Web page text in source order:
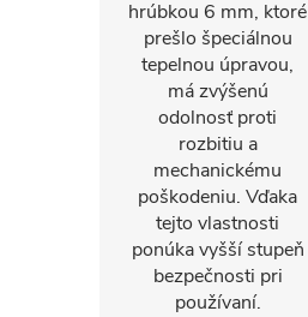
hrúbkou 6 mm, ktoré
prešlo špeciálnou
tepelnou úpravou,
má zvýšenú
odolnosť proti
rozbitiu a
mechanickému
poškodeniu. Vďaka
tejto vlastnosti
ponúka vyšší stupeň
bezpečnosti pri
používaní.